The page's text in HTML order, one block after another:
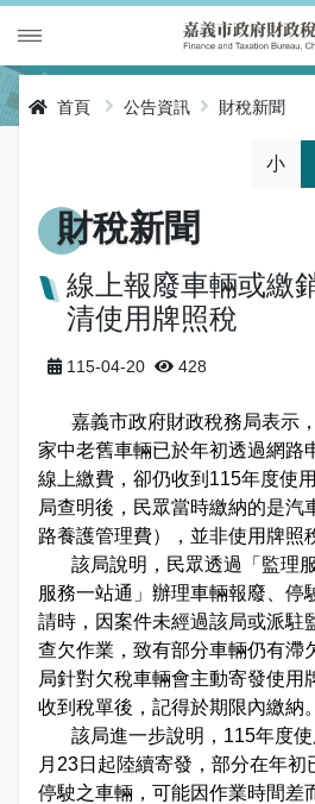
財金及菸酒管理
房屋稅
土地增值稅
契稅
印花稅
使用牌照稅
娛樂稅
退稅專區
稅務行事曆
線上申辦
申辦進度查詢及補件
線上查詢與試算
預約服務
網路申報
書表下載
e觸即發跨域稅務通
便民服務
節稅健檢
客服諮詢
交流園地
多元繳稅管道
繳納證明
智能櫃員機
稅籍異動即時通
公告資訊
財稅新聞
活動訊息
公告訊息
政府資訊公開專區
徵才快訊
有獎徵答
最新債務訊息
宣導專區
專區服務
全功能櫃臺服務專區
創新便民服務措施
不動產移轉專區
納稅者權利保護專區
行政救濟專區
檔案應用園地
個人資料保護專區
關於我們
本局沿革
首長簡介
副局長簡介
經營理念
組織職掌
聯絡資訊
網站導
首長信
常見問
雙語詞
首頁 公告資訊 財稅新聞
小
財稅新聞
線上報廢車輛或繳
清使用牌照稅
115-04-20 428
嘉義市政府財政稅務局表示，
家中老舊車輛已於年初透過網路
線上繳費，卻仍收到115年度使
局查明後，民眾當時繳納的是汽
路養護管理費），並非使用牌照
該局說明，民眾透過「監理
服務一站通」辦理車輛報廢、停
請時，因案件未經過該局或派駐
查欠作業，致有部分車輛仍有滯
局針對欠稅車輛會主動寄發使用
收到稅單後，記得於期限內繳納。
該局進一步說明，115年度使
月23日起陸續寄發，部分在年
停駛之車輛，可能因作業時間差